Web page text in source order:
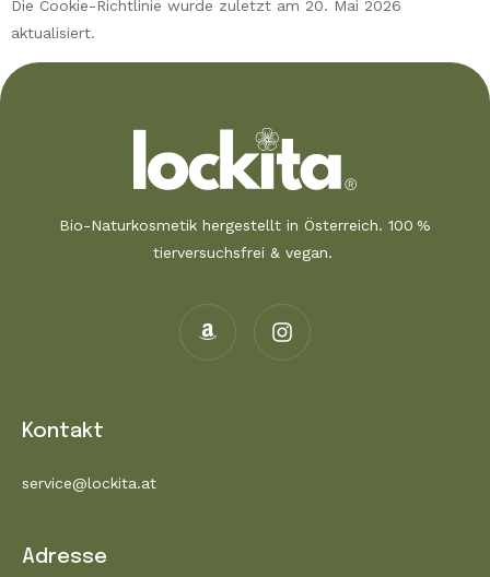
Die Cookie-Richtlinie wurde zuletzt am 20. Mai 2026
aktualisiert.
Bio-Naturkosmetik hergestellt in Österreich. 100 %
tierversuchsfrei & vegan.
Kontakt
service@lockita.at
Adresse